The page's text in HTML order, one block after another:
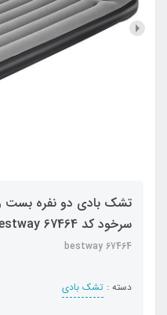
تشک بادی دو نفره بست
سرخود کد bestway 67464
bestway 67464
دسته : تشک بادی